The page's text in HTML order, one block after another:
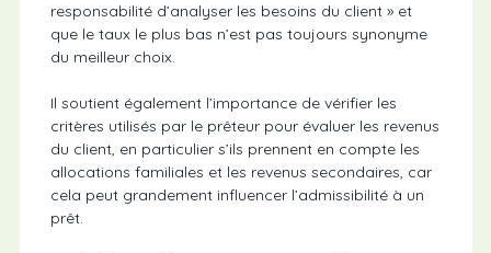
responsabilité d’analyser les besoins du client » et
que le taux le plus bas n’est pas toujours synonyme
du meilleur choix.
Il soutient également l’importance de vérifier les
critères utilisés par le prêteur pour évaluer les revenus
du client, en particulier s’ils prennent en compte les
allocations familiales et les revenus secondaires, car
cela peut grandement influencer l’admissibilité à un
prêt.